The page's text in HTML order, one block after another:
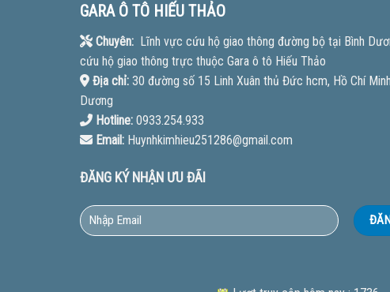
GARA Ô TÔ HIẾU THẢO
Chuyên:Lĩnh vực cứu hộ giao thông đường bộ tại Bình
cứu hộ giao thông trực thuộc Gara ô tô Hiếu Thảo
Địa chỉ:30 đường số 15 Linh Xuân thủ Đức hcm, Hồ Chí
Dương
Hotline:0933.254.933
Email:Huynhkimhieu251286@gmail.com
ĐĂNG KÝ NHẬN ƯU ĐÃI